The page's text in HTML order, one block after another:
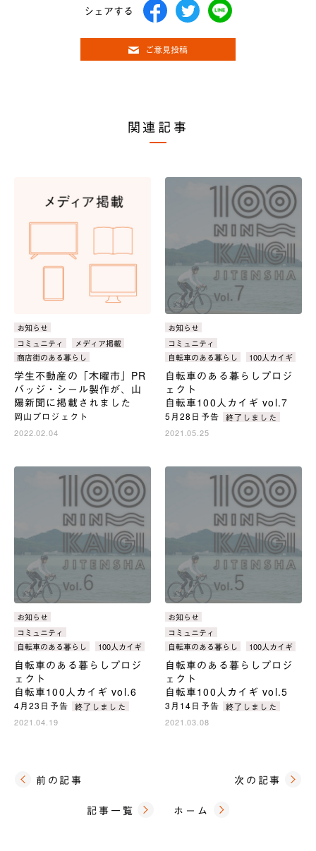
シェアする
ご意見投稿
関連記事
カ
テ
リ：
お知らせ
タ
グ：
コミュニティ
メディア掲載
商店街のある暮らし
学生不動産の「木曜市」PR
バッジ・シール製作が、山
陽新聞に掲載されました
岡山プロジェクト
2022.02.04
カ
テ
リ：
お知らせ
タ
グ：
コミュニティ
自転車のある暮らし
100人カイギ
自転車のある暮らしプロジ
ェクト
自転車100人カイギ vol.7
5月28日予告
終了しました
2021.05.25
カ
テ
リ：
お知らせ
タ
グ：
コミュニティ
自転車のある暮らし
100人カイギ
自転車のある暮らしプロジ
ェクト
自転車100人カイギ vol.6
4月23日予告
終了しました
2021.04.19
カ
テ
リ：
お知らせ
タ
グ：
コミュニティ
自転車のある暮らし
100人カイギ
自転車のある暮らしプロジ
ェクト
自転車100人カイギ vol.5
3月14日予告
終了しました
2021.03.08
前の記事
記事一覧 ホーム
次の記事